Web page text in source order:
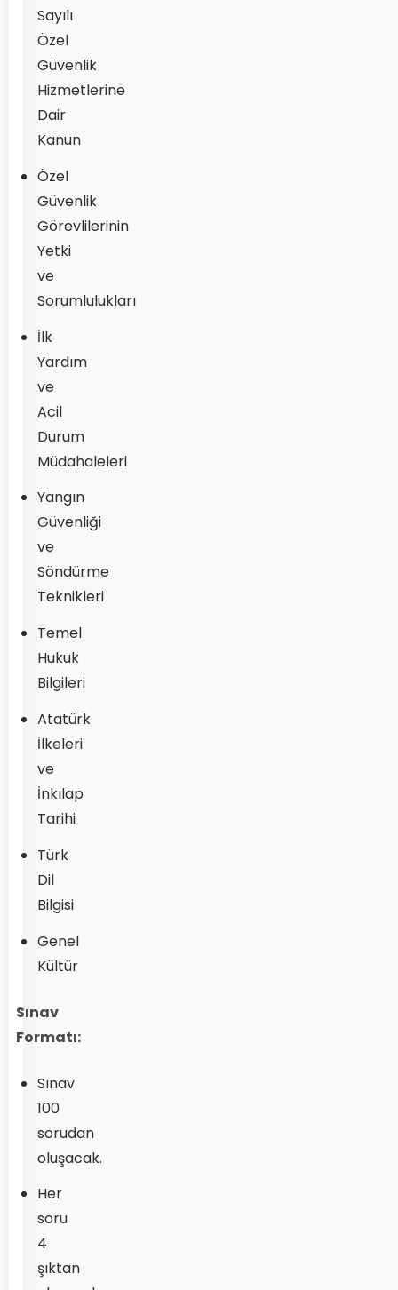
Sayılı
Özel
Güvenlik
Hizmetlerine
Dair
Kanun
Özel
Güvenlik
Görevlilerinin
Yetki
ve
Sorumlulukları
İlk
Yardım
ve
Acil
Durum
Müdahaleleri
Yangın
Güvenliği
ve
Söndürme
Teknikleri
Temel
Hukuk
Bilgileri
Atatürk
İlkeleri
ve
İnkılap
Tarihi
Türk
Dil
Bilgisi
Genel
Kültür
Sınav
Formatı:
Sınav
100
sorudan
oluşacak.
Her
soru
4
şıktan